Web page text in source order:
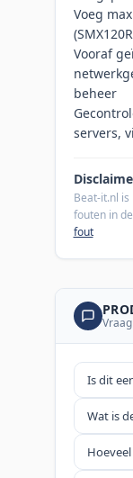
Voeg
Vooraf
beheer
servers,
Beat-it.nl
fouten in
fout
Is dit
Wat is